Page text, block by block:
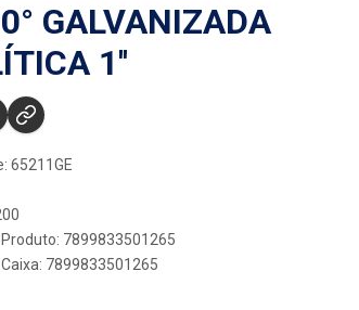
GALVANIZADA
1''
65211GE
7899833501265
7899833501265